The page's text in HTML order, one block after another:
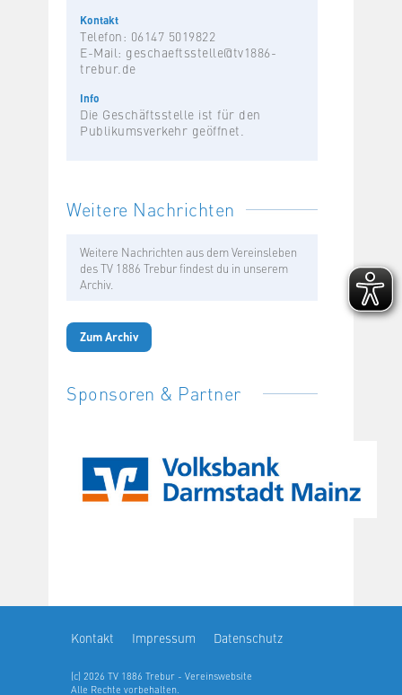
Kontakt
Telefon: 06147 5019822
E-Mail: geschaeftsstelle@tv1886-
trebur.de
Info
Die Geschäftsstelle ist für den
Publikumsverkehr geöffnet.
Weitere Nachrichten
Weitere Nachrichten aus dem Vereinsleben
des TV 1886 Trebur findest du in unserem
Archiv.
Zum Archiv
Sponsoren & Partner
Kontakt Impressum Datenschutz
(c) 2026 TV 1886 Trebur - Vereinswebsite
Alle Rechte vorbehalten.